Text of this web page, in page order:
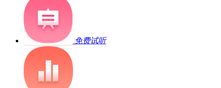
免费试听